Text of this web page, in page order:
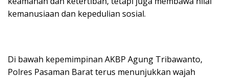
kemanusiaan dan kepedulian sosial.
Di bawah kepemimpinan AKBP Agung Tribawanto,
Polres Pasaman Barat terus menunjukkan wajah